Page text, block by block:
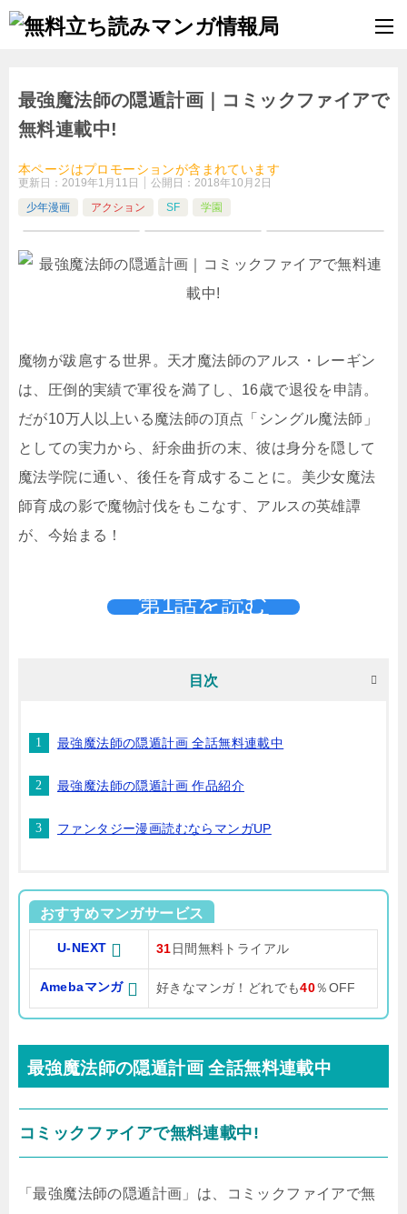
最強魔法師の隠遁計画｜コミックファイアで
無料連載中!
本ページはプロモーションが含まれています
更新日： 2019年1月11日 公開日： 2018年10月2日
少年漫画
アクション SF 学園
魔物が跋扈する世界。天才魔法師のアルス・レーギン
は、圧倒的実績で軍役を満了し、16歳で退役を申請。
だが10万人以上いる魔法師の頂点「シングル魔法師」
としての実力から、紆余曲折の末、彼は身分を隠して
魔法学院に通い、後任を育成することに。美少女魔法
師育成の影で魔物討伐をもこなす、アルスの英雄譚
が、今始まる！
第1話を読む
目次
最強魔法師の隠遁計画 全話無料連載中
最強魔法師の隠遁計画 作品紹介
ファンタジー漫画読むならマンガUP
おすすめマンガサービス
U-NEXT 31 日間無料トライアル
Amebaマンガ 好きなマンガ！どれでも40％OFF
最強魔法師の隠遁計画 全話無料連載中
コミックファイアで無料連載中!
「最強魔法師の隠遁計画」は、コミックファイアで無